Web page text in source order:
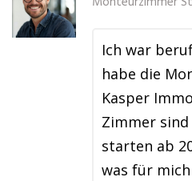
Ich war
habe die
Kasper
Zimmer
starten ab
was für